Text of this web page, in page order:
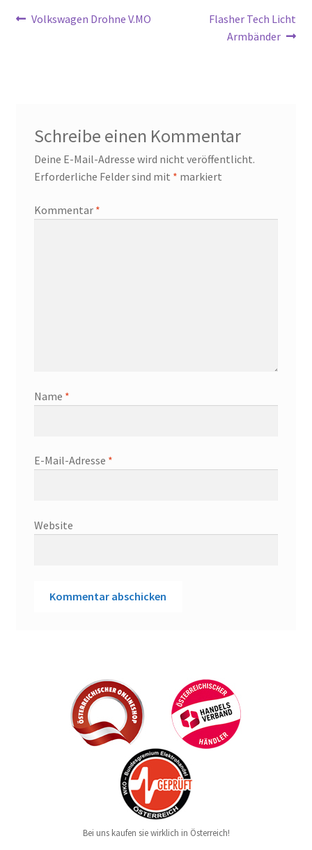
Beitragsnavigation
Vorheriger
Volkswagen Drohne V.MO
Nächster
Beitrag:
Flasher Tech Licht
Armbänder
Schreibe einen Kommentar
Deine E-Mail-Adresse wird nicht veröffentlicht.
Erforderliche Felder sind mit * markiert
Kommentar *
Name *
E-Mail-Adresse *
Website
Bei uns kaufen sie wirklich in Österreich!